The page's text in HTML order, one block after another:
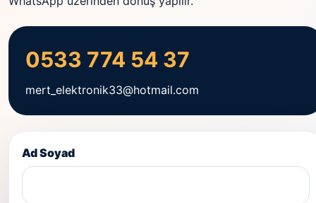
0533 774 54 37
mert_elektronik33@hotmail.com
Ad Soyad